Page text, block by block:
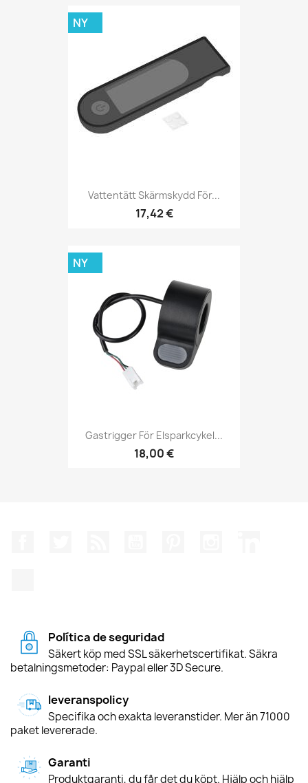
Vattentätt Skärmskydd För...
17,42 €
NY
Gastrigger För Elsparkcykel...
18,00 €
NY
Política de seguridad
Säkert köp med SSL säkerhetscertifikat. Säkra
betalningsmetoder: Paypal eller 3D Secure.
leveranspolicy
Specifika och exakta leveranstider. Mer än 71000
paket levererade.
Garanti
Produktgaranti, du får det du köpt. Hjälp och hjälp